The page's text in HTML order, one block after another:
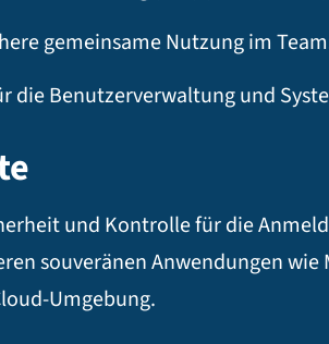
gemeinsame Nutzung im
die Benutzerverwaltung und
und Kontrolle für die
souveränen Anwendungen
Umgebung.